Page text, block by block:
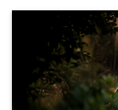
shift,
family
capable
across a wide